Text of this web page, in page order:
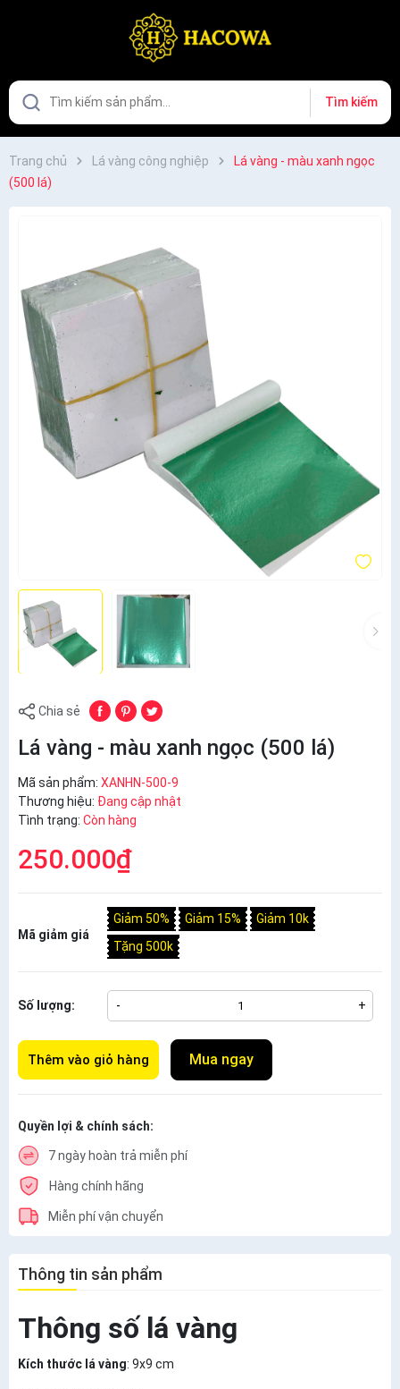
Tìm kiếm
Trang chủ Lá vàng công nghiệp
Lá vàng - màu xanh ngọc
(500 lá)
Chia sẻ
Lá vàng - màu xanh ngọc (500 lá)
Mã sản phẩm: XANHN-500-9
Thương hiệu: Đang cập nhật
Tình trạng: Còn hàng
250.000₫
Mã giảm giá
Giảm 50% Giảm 15%
Giảm 10k
Tặng 500k
Số lượng: - +
Thêm vào giỏ hàng Mua ngay
Quyền lợi & chính sách:
7 ngày hoàn trả miễn phí
Hàng chính hãng
Miễn phí vận chuyển
Thông tin sản phẩm
Thông số lá vàng
Kích thước lá vàng: 9x9 cm